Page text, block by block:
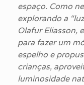
espaço. Como
explorando a
Olafur Eliasson,
para fazer um
espelho e propus
crianças,
luminosidade